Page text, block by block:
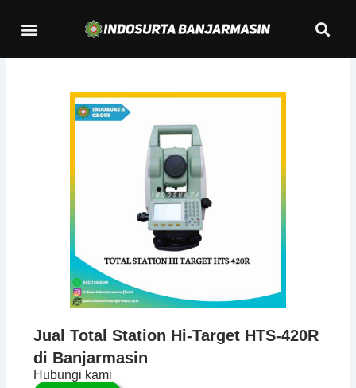
Menu
Jual Total Station Hi-Target HTS-420R
di Banjarmasin
Hubungi kami